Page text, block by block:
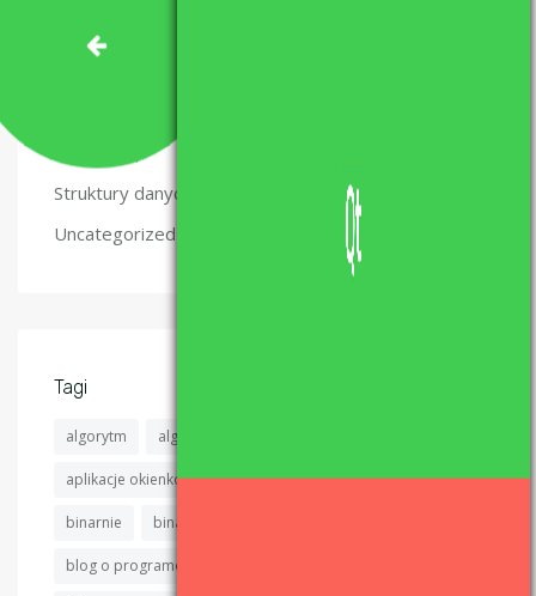
Programowanie
Struktury danych
Uncategorized
Tagi
algorytm algorytmy
aplikacje okienkowe aplikacje okienkowe c++
binarnie binarnie.pl
blog o programowaniu